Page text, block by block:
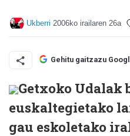
Ukberri 2006ko irailaren 26a
Gehitu gaitzazu
Getxoko Udalak
euskaltegietako
gau eskoletako